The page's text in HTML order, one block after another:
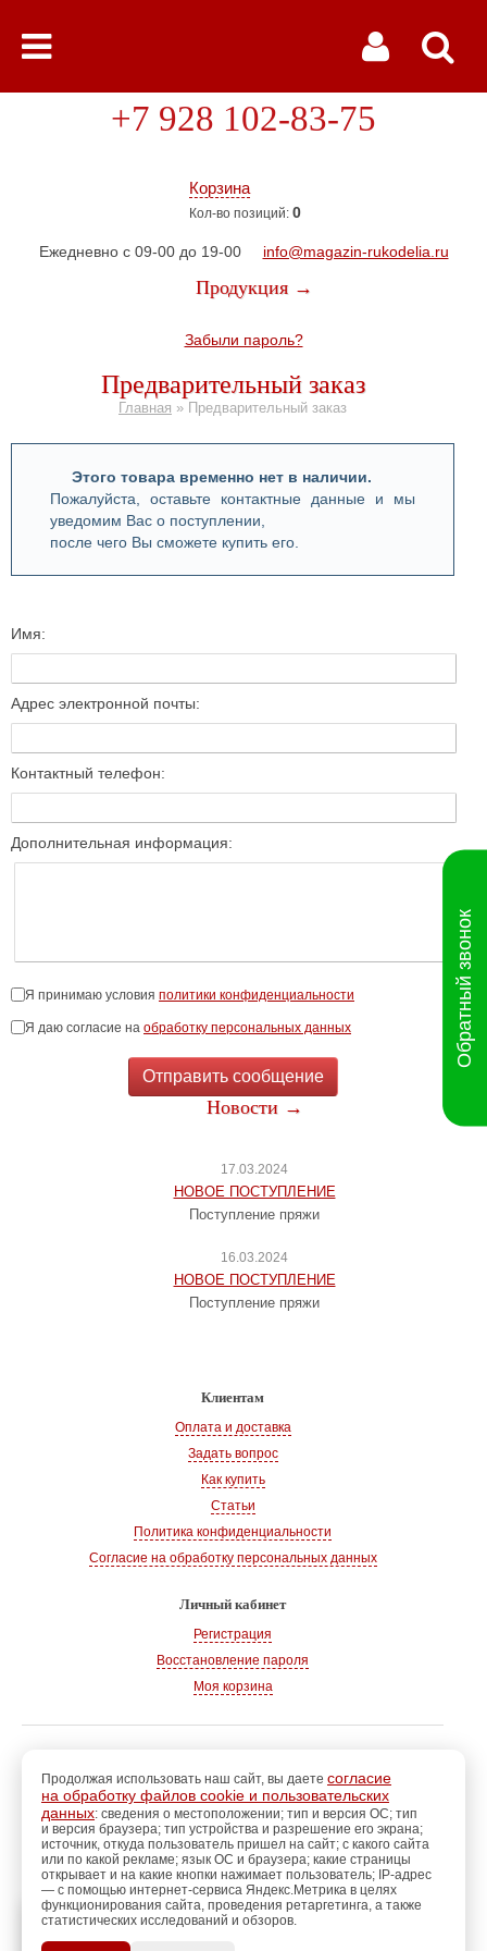
Корзина
Кол-во позиций: 0
+7 928 102-83-75
Ежедневно с 09-00 до 19-00 info@magazin-rukodelia.ru
Продукция →
Забыли пароль?
Предварительный заказ
Главная » Предварительный заказ
Этого товара временно нет в наличии.
Пожалуйста, оставьте контактные данные и мы
уведомим Вас о поступлении,
после чего Вы сможете купить его.
Имя:
Адрес электронной почты:
Контактный телефон:
Дополнительная информация:
Я принимаю условия политики конфиденциальности
Я даю согласие на обработку персональных данных
Отправить сообщение
Новости →
17.03.2024
НОВОЕ ПОСТУПЛЕНИЕ
Поступление пряжи
16.03.2024
НОВОЕ ПОСТУПЛЕНИЕ
Поступление пряжи
Клиентам
Оплата и доставка
Задать вопрос
Как купить
Статьи
Политика конфиденциальности
Согласие на обработку персональных данных
Личный кабинет
Регистрация
Восстановление пароля
Моя корзина
г. Волгодонск
Адрес: 347360, Ростовская обл., г. Волгодонск
Тел.: +7 928 102-83-75
E-mail: info@magazin-rukodelia.ru
Звонки принимаются ежедневно
с 09-00 до 21-00
Обратный звонок
Продолжая использовать наш сайт, вы даете согласие
на обработку файлов cookie и пользовательских
данных: сведения о местоположении; тип и версия ОС; тип
и версия браузера; тип устройства и разрешение его экрана;
источник, откуда пользователь пришел на сайт; с какого сайта
или по какой рекламе; язык ОС и браузера; какие страницы
открывает и на какие кнопки нажимает пользователь; IP-адрес
— с помощью интернет-сервиса Яндекс.Метрика в целях
функционирования сайта, проведения ретаргетинга, а также
статистических исследований и обзоров.
Пройдитерегистрацию для
использования